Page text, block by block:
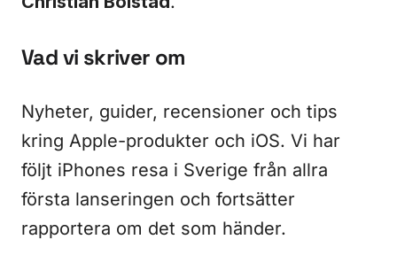
Vad vi skriver om
Nyheter, guider, recensioner och tips
kring Apple-produkter och iOS. Vi har
följt iPhones resa i Sverige från allra
första lanseringen och fortsätter
rapportera om det som händer.